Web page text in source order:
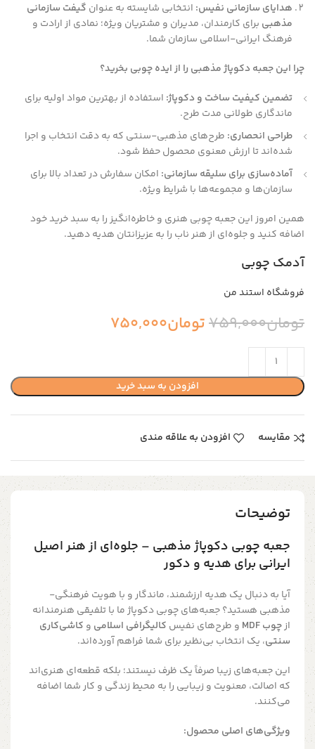
هدایای سازمانی نفیس: انتخابی شایسته به عنوان گیفت سازمانی
مذهبی برای کارمندان، مدیران و مشتریان ویژه؛ نمادی از ارادت و
فرهنگ ایرانی-اسلامی سازمان شما.
چرا این جعبه دکوپاژ مذهبی را از ایده چوبی بخرید؟
تضمین کیفیت ساخت و دکوپاژ: استفاده از بهترین مواد اولیه برای
ماندگاری طولانی مدت طرح.
طراحی انحصاری: طرح‌های مذهبی-سنتی که به دقت انتخاب و اجرا
شده‌اند تا ارزش معنوی محصول حفظ شود.
آماده‌سازی برای سلیقه سازمانی: امکان سفارش در تعداد بالا برای
سازمان‌ها و مجموعه‌ها با شرایط ویژه.
همین امروز این جعبه چوبی هنری و خاطره‌انگیز را به سبد خرید خود
اضافه کنید و جلوه‌ای از هنر ناب را به عزیزانتان هدیه دهید.
آدمک چوبی
فروشگاه استند من
تومان759,000تومان750,000
افزودن به سبد خرید
مقایسه افزودن به علاقه مندی
توضیحات
جعبه چوبی دکوپاژ مذهبی – جلوه‌ای از هنر اصیل
ایرانی برای هدیه و دکور
آیا به دنبال یک هدیه ارزشمند، ماندگار و با هویت فرهنگی-
مذهبی هستید؟ جعبه‌های چوبی دکوپاژ ما با تلفیقی هنرمندانه
ازچوب MDF و طرح‌های نفیس کالیگرافی اسلامی و کاشی‌کاری
سنتی، یک انتخاب بی‌نظیر برای شما فراهم آورده‌اند.
این جعبه‌های زیبا صرفاً یک ظرف نیستند؛ بلکه قطعه‌ای هنری‌اند
که اصالت، معنویت و زیبایی را به محیط زندگی و کار شما اضافه
می‌کنند.
ویژگی‌های اصلی محصول: